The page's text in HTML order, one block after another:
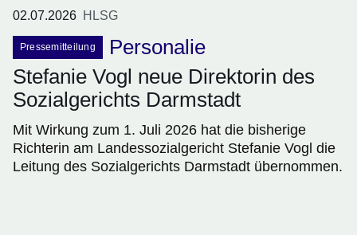
02.07.2026 HLSG
Pressemitteilung
Personalie
Stefanie Vogl neue Direktorin des
Sozialgerichts Darmstadt
Mit Wirkung zum 1. Juli 2026 hat die bisherige
Richterin am Landessozialgericht Stefanie Vogl die
Leitung des Sozialgerichts Darmstadt übernommen.